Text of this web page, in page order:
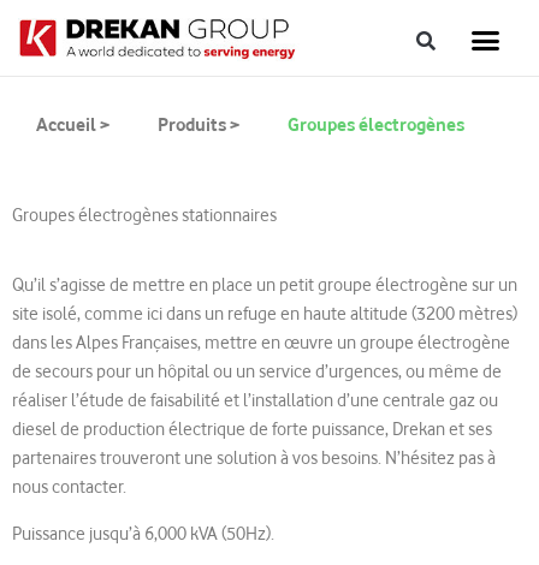
Accueil > Produits > Groupes électrogènes
Groupes électrogènes stationnaires
Qu’il s’agisse de mettre en place un petit groupe électrogène sur un
site isolé, comme ici dans un refuge en haute altitude (3200 mètres)
dans les Alpes Françaises, mettre en œuvre un groupe électrogène
de secours pour un hôpital ou un service d’urgences, ou même de
réaliser l’étude de faisabilité et l’installation d’une centrale gaz ou
diesel de production électrique de forte puissance, Drekan et ses
partenaires trouveront une solution à vos besoins. N’hésitez pas à
nous contacter.
Puissance jusqu’à 6,000 kVA (50Hz).